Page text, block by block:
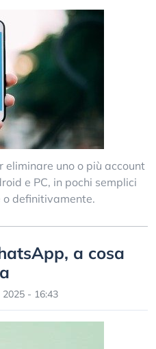
eliminare uno o più account
e PC, in pochi semplici
definitivamente.
a cosa
- 16:43